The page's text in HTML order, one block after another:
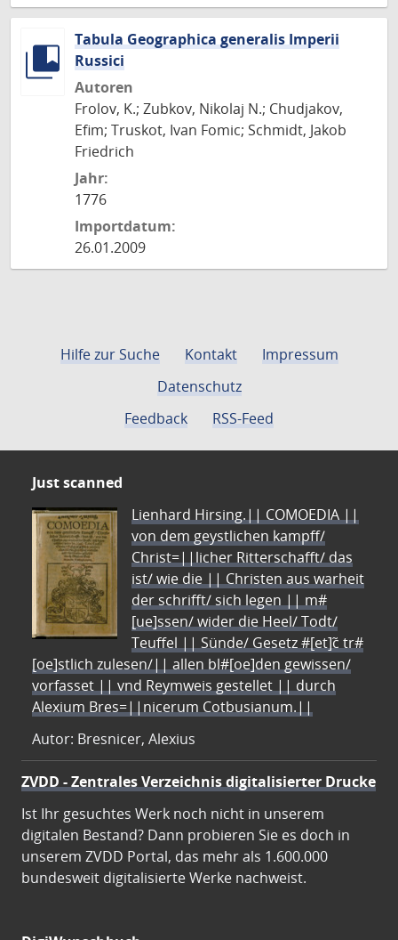
Tabula Geographica generalis Imperii
Russici
Autoren
Frolov, K.; Zubkov, Nikolaj N.; Chudjakov,
Efim; Truskot, Ivan Fomic; Schmidt, Jakob
Friedrich
Jahr:
1776
Importdatum:
26.01.2009
Hilfe zur Suche Kontakt
Impressum
Datenschutz
Feedback
RSS-Feed
Just scanned
Lienhard Hirsing.|| COMOEDIA ||
von dem geystlichen kampff/
Christ=||licher Ritterschafft/ das
ist/ wie die || Christen aus warheit
der schrifft/ sich legen || m#
[ue]ssen/ wider die Heel/ Todt/
Teuffel || Sünde/ Gesetz #[et]c̃ tr#
[oe]stlich zulesen/|| allen bl#[oe]den gewissen/
vorfasset || vnd Reymweis gestellet || durch
Alexium Bres=||nicerum Cotbusianum.||
Autor: Bresnicer, Alexius
ZVDD - Zentrales Verzeichnis digitalisierter Drucke
Ist Ihr gesuchtes Werk noch nicht in unserem
digitalen Bestand? Dann probieren Sie es doch in
unserem ZVDD Portal, das mehr als 1.600.000
bundesweit digitalisierte Werke nachweist.